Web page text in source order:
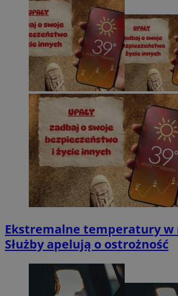
Ekstremalne temperatury w
Służby apelują o ostrożność